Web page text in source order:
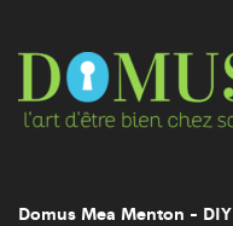
Domus Mea Menton - DIY